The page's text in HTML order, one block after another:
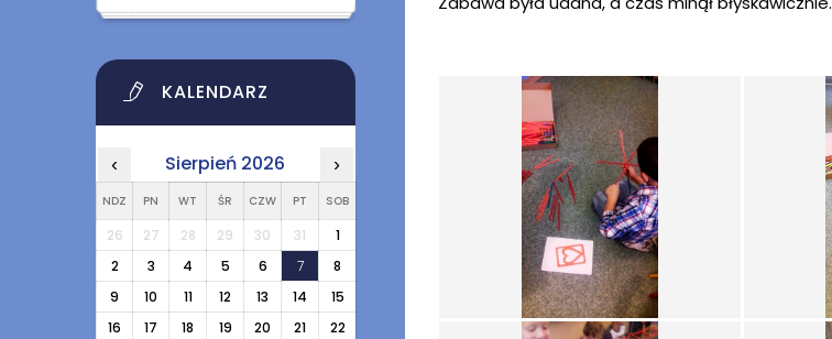
KALENDARZ
‹ Sierpień 2026 ›
NDZ PN WT ŚR CZW PT SOB
26 27 28 29 30 31
1
2
3 4 5 6 7
8
9
10 11 12 13 14
15
16
17 18 19 20 21
22